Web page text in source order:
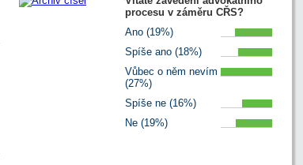
procesu v záměru CŘS?
Ano (19%)
Spíše ano (18%)
Vůbec o něm nevím
(27%)
Spíše ne (16%)
Ne (19%)